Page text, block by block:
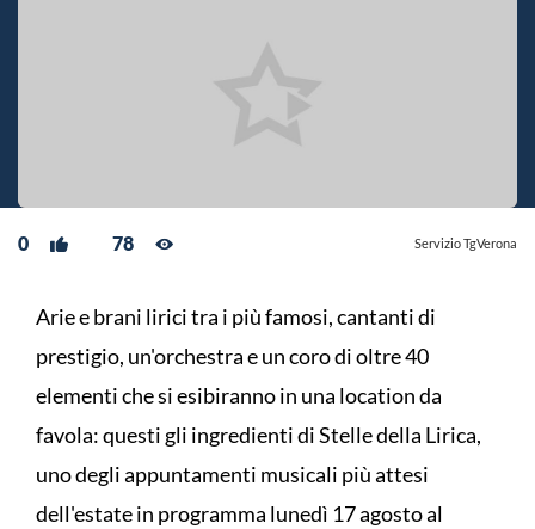
0 78 Servizio TgVerona
Arie e brani lirici tra i più famosi, cantanti di
prestigio, un'orchestra e un coro di oltre 40
elementi che si esibiranno in una location da
favola: questi gli ingredienti di Stelle della Lirica,
uno degli appuntamenti musicali più attesi
dell'estate in programma lunedì 17 agosto al